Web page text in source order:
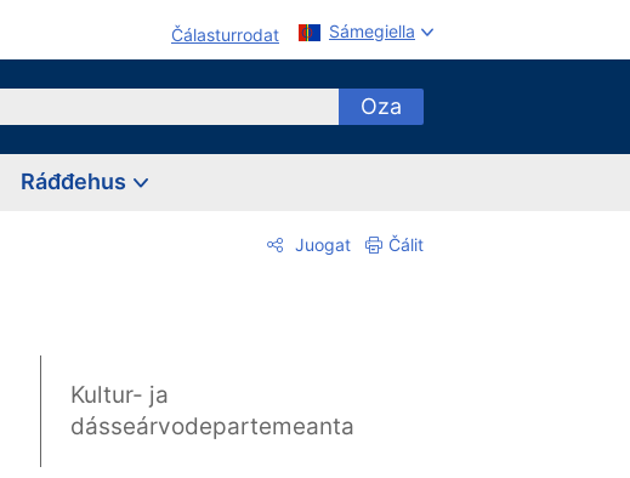
Čálasturrodat Sámegiella
Oza
Ráđđehus
Juogat Čálit
Kultur- ja
dásseárvodepartemeanta